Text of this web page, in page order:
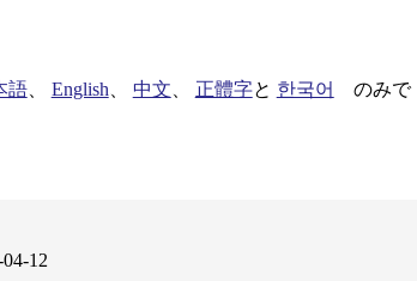
語、 English 中文 正體字と 한국어
のみで
12